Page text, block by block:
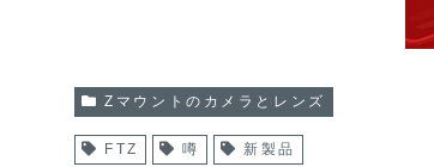
Zマウントのカメラとレンズ
FTZ 噂 新製品